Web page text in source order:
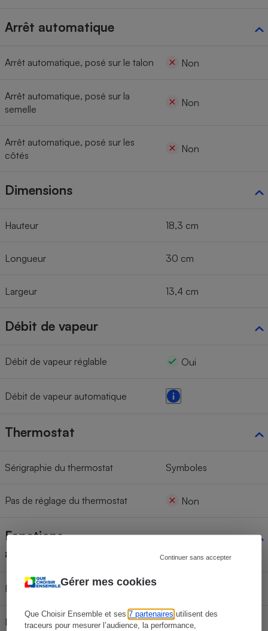
Gérer mes cookies
Que Choisir Ensemble et ses7 partenaires utilisent des
traceurs pour mesurer l’audience, la performance,
Continuer sans accepter
Arrêt automatique
Arrêt automatique, posé sur le talon Non
Arrêt automatique, posé sur la
semelle
Non
Arrêt automatique, posé sur les
côtés
Non
Dimensions
Hauteur 18,3 cm
Longueur 30 cm
Largeur 13,4 cm
Débit de vapeur
Débit de vapeur réglable Oui
Débit de vapeur automatique
Thermostat
Sérigraphie du thermostat Symboles
Pas de réglage du thermostat Non
Fonctions
additionnelles
Défroissage vertical
Mode "Eco" Non